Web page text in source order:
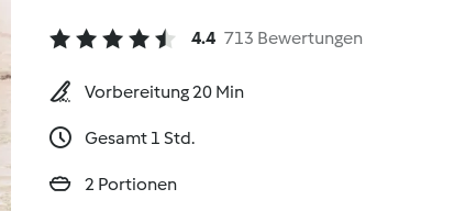
4.4 713 Bewertungen
Vorbereitung 20 Min
Gesamt 1 Std.
2 Portionen